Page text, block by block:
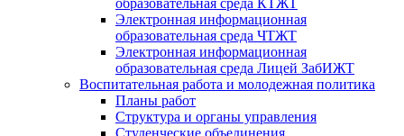
образовательная среда КТЖТ
Электронная информационная
образовательная среда ЧТЖТ
Электронная информационная
образовательная среда Лицей ЗабИЖТ
Воспитательная работа и молодежная политика
Планы работ
Структура и органы управления
Студенческие объединения